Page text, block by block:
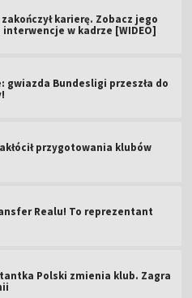
karierę. Zobacz jego
w kadrze [WIDEO]
gwiazda Bundesligi przeszła do
przygotowania klubów
Realu! To reprezentant
Polski zmienia klub. Zagra